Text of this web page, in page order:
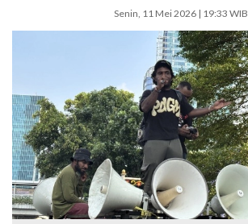
Senin, 11 Mei 2026 | 19:33 WIB